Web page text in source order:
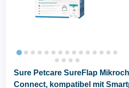
Sure Petcare SureFlap
Connect, kompatibel mit